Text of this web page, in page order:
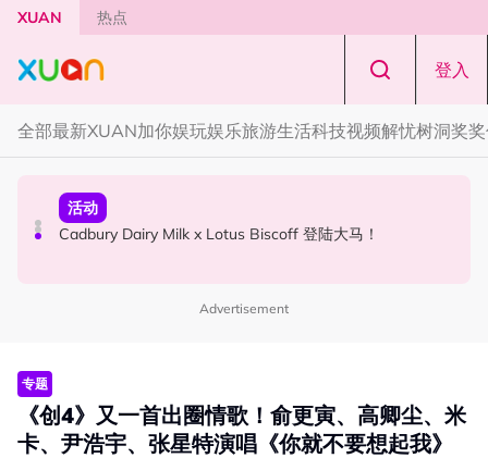
Skip to main content
XUAN 热点
登入
全部最新XUAN加你娱玩娱乐旅游生活科技视频解忧树洞奖
国际星闻
Tom Holland “Spiderman” 替身曝光！“替完蜘蛛人，马上
活动
Cadbury Dairy Milk x Lotus Biscoff 登陆大马！
本地星闻
Henn国贤 “Aunty Henn 脱口秀专场 《笑笑笑笑丧》”！10
Advertisement
专题
《创4》又一首出圈情歌！俞更寅、高卿尘、米
卡、尹浩宇、张星特演唱《你就不要想起我》